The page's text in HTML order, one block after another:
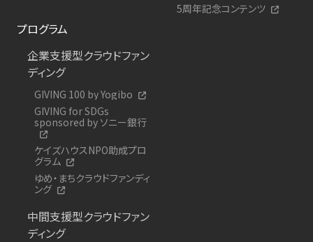
5周年記念コンテンツ
プログラム
企業支援型クラウドファン
ディング
GIVING 100 by Yogibo
GIVING for SDGs
sponsored by ソニー銀行
ケイズハウスNPO助成プロ
グラム
ゆめ・まちクラウドファンディ
ング
中間支援型クラウドファン
ディング